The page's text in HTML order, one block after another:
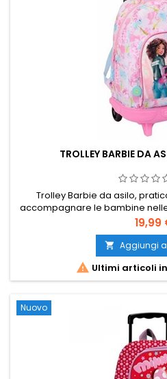
TROLLEY BARBIE DA
Trolley Barbie da asilo,
accompagnare le bambine
piccoli spostamenti. Perfetto
l’asilo in compagnia
19,99
 Aggiungi
 Ultimi articoli
Nuovo